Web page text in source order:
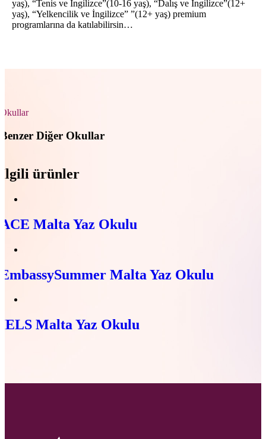
yaş), “Tenis ve İngilizce”(10-16 yaş), “Dalış ve İngilizce”(12+
yaş), “Yelkencilik ve İngilizce” ”(12+ yaş) premium
programlarına da katılabilirsin…
Okullar
Benzer Diğer Okullar
İlgili ürünler
ACE Malta Yaz Okulu
EmbassySummer Malta Yaz Okulu
IELS Malta Yaz Okulu